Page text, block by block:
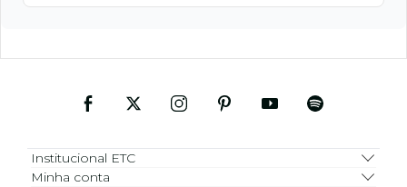
Institucional ETC
Minha conta